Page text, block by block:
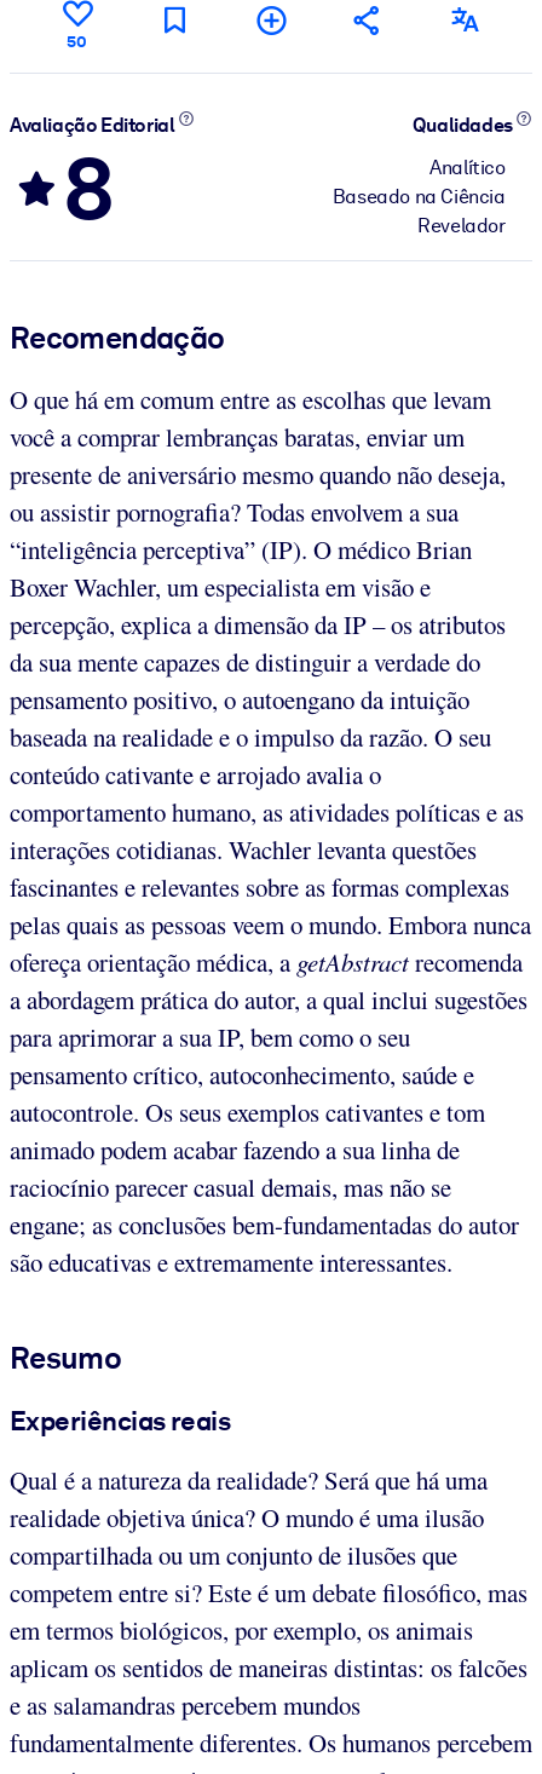
50
Avaliação Editorial
8
Qualidades
Analítico
Baseado na Ciência
Revelador
Recomendação
O que há em comum entre as escolhas que levam
você a comprar lembranças baratas, enviar um
presente de aniversário mesmo quando não deseja,
ou assistir pornografia? Todas envolvem a sua
“inteligência perceptiva” (IP). O médico Brian
Boxer Wachler, um especialista em visão e
percepção, explica a dimensão da IP – os atributos
da sua mente capazes de distinguir a verdade do
pensamento positivo, o autoengano da intuição
baseada na realidade e o impulso da razão. O seu
conteúdo cativante e arrojado avalia o
comportamento humano, as atividades políticas e as
interações cotidianas. Wachler levanta questões
fascinantes e relevantes sobre as formas complexas
pelas quais as pessoas veem o mundo. Embora nunca
ofereça orientação médica, a getAbstractrecomenda
a abordagem prática do autor, a qual inclui sugestões
para aprimorar a sua IP, bem como o seu
pensamento crítico, autoconhecimento, saúde e
autocontrole. Os seus exemplos cativantes e tom
animado podem acabar fazendo a sua linha de
raciocínio parecer casual demais, mas não se
engane; as conclusões bem-fundamentadas do autor
são educativas e extremamente interessantes.
Resumo
Experiências reais
Qual é a natureza da realidade? Será que há uma
realidade objetiva única? O mundo é uma ilusão
compartilhada ou um conjunto de ilusões que
competem entre si? Este é um debate filosófico, mas
em termos biológicos, por exemplo, os animais
aplicam os sentidos de maneiras distintas: os falcões
e as salamandras percebem mundos
fundamentalmente diferentes. Os humanos percebem